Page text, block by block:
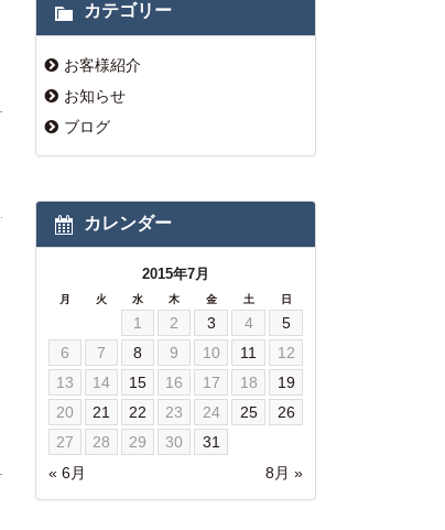
カテゴリー
お客様紹介
お知らせ
ブログ
カレンダー
2015年7月
月 火 水 木 金 土 日
« 6月 8月 »
1 2 3 4
5
6
7 8 9 10 11
12
13
14 15 16 17 18
19
20
21 22 23 24 25
26
27
28 29 30 31